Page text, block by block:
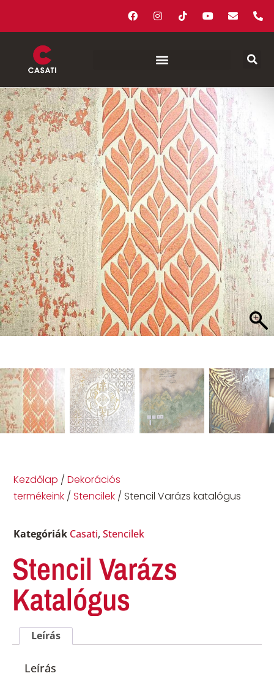
Kezdőlap /Dekorációs
termékeink /Stencilek / Stencil Varázs katalógus
Kategóriák Casati,Stencilek
Stencil Varázs
Katalógus
Leírás
Leírás